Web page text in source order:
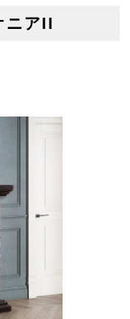
ニアII